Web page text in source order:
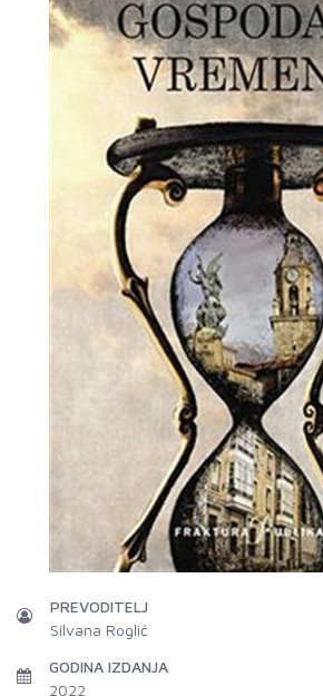
PREVODITELJ
Silvana Roglić
GODINA IZDANJA
2022